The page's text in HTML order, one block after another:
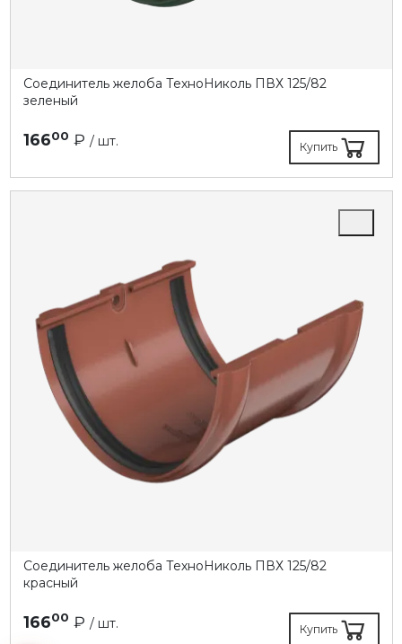
Соединитель желоба ТехноНиколь ПВХ 125/82
зеленый
16600 ₽ / шт. Купить
Соединитель желоба ТехноНиколь ПВХ 125/82
красный
16600 ₽ / шт. Купить